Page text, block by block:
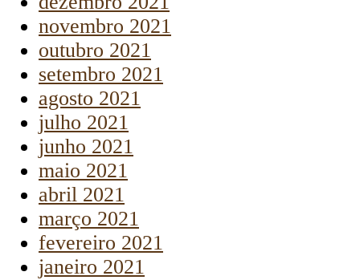
novembro 2021
outubro 2021
setembro 2021
agosto 2021
julho 2021
junho 2021
maio 2021
abril 2021
março 2021
fevereiro 2021
janeiro 2021